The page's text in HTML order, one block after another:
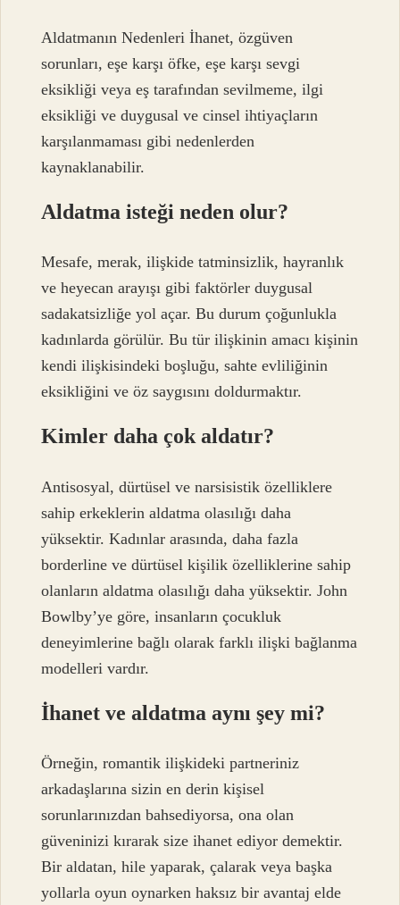
Aldatmanın Nedenleri İhanet, özgüven
sorunları, eşe karşı öfke, eşe karşı sevgi
eksikliği veya eş tarafından sevilmeme, ilgi
eksikliği ve duygusal ve cinsel ihtiyaçların
karşılanmaması gibi nedenlerden
kaynaklanabilir.
Aldatma isteği neden olur?
Mesafe, merak, ilişkide tatminsizlik, hayranlık
ve heyecan arayışı gibi faktörler duygusal
sadakatsizliğe yol açar. Bu durum çoğunlukla
kadınlarda görülür. Bu tür ilişkinin amacı kişinin
kendi ilişkisindeki boşluğu, sahte evliliğinin
eksikliğini ve öz saygısını doldurmaktır.
Kimler daha çok aldatır?
Antisosyal, dürtüsel ve narsisistik özelliklere
sahip erkeklerin aldatma olasılığı daha
yüksektir. Kadınlar arasında, daha fazla
borderline ve dürtüsel kişilik özelliklerine sahip
olanların aldatma olasılığı daha yüksektir. John
Bowlby’ye göre, insanların çocukluk
deneyimlerine bağlı olarak farklı ilişki bağlanma
modelleri vardır.
İhanet ve aldatma aynı şey mi?
Örneğin, romantik ilişkideki partneriniz
arkadaşlarına sizin en derin kişisel
sorunlarınızdan bahsediyorsa, ona olan
güveninizi kırarak size ihanet ediyor demektir.
Bir aldatan, hile yaparak, çalarak veya başka
yollarla oyun oynarken haksız bir avantaj elde